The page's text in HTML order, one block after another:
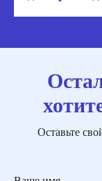
Оставьте